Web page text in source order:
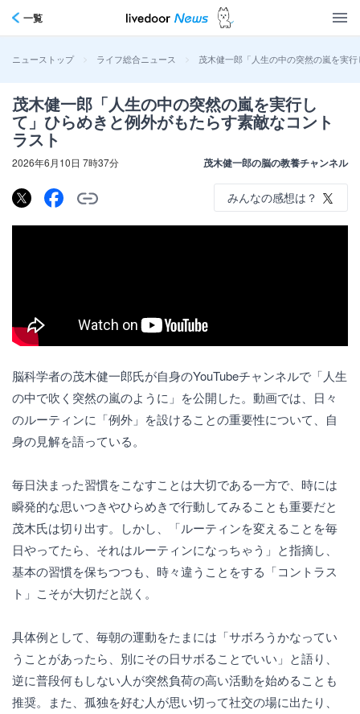
一覧
ニューストップ > ライフ総合ニュース > 茂木健一郎「人生の中の突然の嵐を実
茂木健一郎「人生の中の突然の嵐を実行し
て」ひらめきと例外がもたらす素敵なコント
ラスト
2026年6月10日 7時37分 茂木健一郎の脳の教養チャンネル
みんなの感想は？
脳科学者の茂木健一郎氏が自身のYouTubeチャンネルで「人生
の中で吹く突然の嵐のように」を公開した。動画では、日々
のルーティンに「例外」を設けることの重要性について、自
身の見解を語っている。
毎日決まった習慣をこなすことは大切である一方で、時には
瞬発的な思いつきやひらめきで行動してみることも重要だと
茂木氏は切り出す。しかし、「ルーティンを変えることを毎
日やってたら、それはルーティンになっちゃう」と指摘し、
基本の習慣を保ちつつも、時々違うことをする「コントラス
ト」こそが大切だと説く。
具体例として、毎朝の運動をたまには「サボろうかなってい
うことがあったら、別にその日サボることでいい」と語り、
逆に普段何もしない人が突然負荷の高い活動を始めることも
推奨。また、孤独を好む人が思い切って社交の場に出たり、